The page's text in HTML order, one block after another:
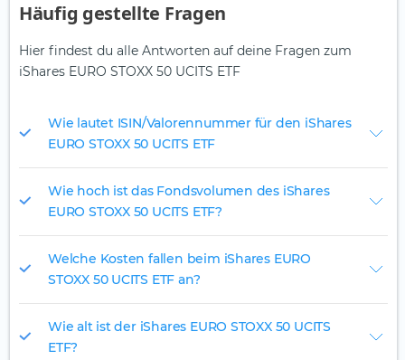
Häufig gestellte Fragen
Hier findest du alle Antworten auf deine Fragen zum
iShares EURO STOXX 50 UCITS ETF
Wie lautet ISIN/Valorennummer für den iShares
EURO STOXX 50 UCITS ETF
Wie hoch ist das Fondsvolumen des iShares
EURO STOXX 50 UCITS ETF?
Welche Kosten fallen beim iShares EURO
STOXX 50 UCITS ETF an?
Wie alt ist der iShares EURO STOXX 50 UCITS
ETF?